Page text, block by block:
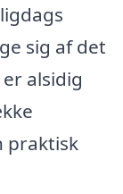
sig af det
alsidig
praktisk